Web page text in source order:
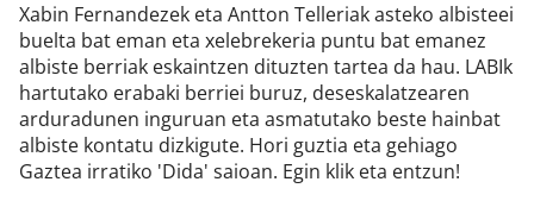
Xabin Fernandezek eta Antton Telleriak asteko albisteei
buelta bat eman eta xelebrekeria puntu bat emanez
albiste berriak eskaintzen dituzten tartea da hau. LABIk
hartutako erabaki berriei buruz, deseskalatzearen
arduradunen inguruan eta asmatutako beste hainbat
albiste kontatu dizkigute. Hori guztia eta gehiago
Gaztea irratiko 'Dida' saioan. Egin klik eta entzun!